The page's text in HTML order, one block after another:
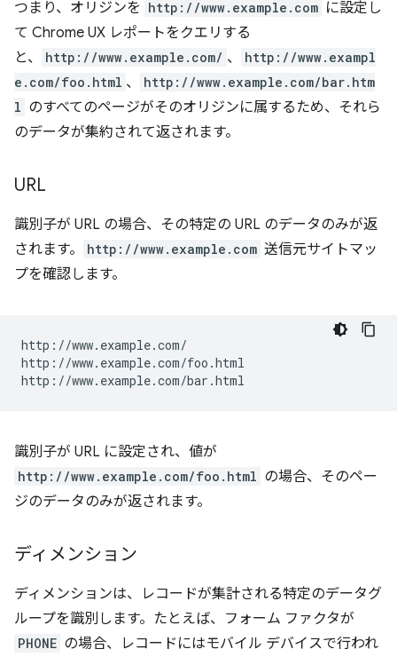
つまり、オリジンを http://www.example.com に設定し
て Chrome UX レポートをクエリする
と、
http://www.example.com/ 、
http://www.exampl
e.com/foo.html 、
http://www.example.com/bar.htm
l のすべてのページがそのオリジンに属するため、それら
のデータが集約されて返されます。
URL
識別子が URL の場合、その特定の URL のデータのみが返
されます。
http://www.example.com 送信元サイトマッ
プを確認します。
http://www.example.com/
http://www.example.com/foo.html
識別子が URL に設定され、値が
http://www.example.com/foo.html の場合、そのペー
ジのデータのみが返されます。
ディメンション
ディメンションは、レコードが集計される特定のデータグ
ループを識別します。たとえば、フォーム ファクタが
PHONE の場合、レコードにはモバイル デバイスで行われ